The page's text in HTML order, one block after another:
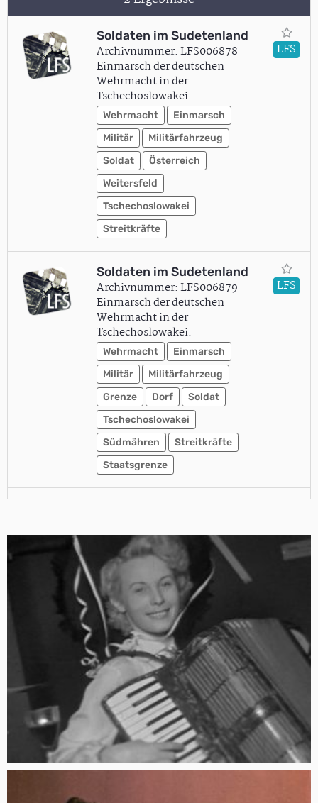
Soldaten im Sudetenland
Archivnummer: LFS006878
Einmarsch der deutschen
Wehrmacht in der
Tschechoslowakei.
Wehrmacht
Einmarsch
Militär
Militärfahrzeug
Soldat
Österreich
Weitersfeld
Tschechoslowakei
Streitkräfte
LFS
Soldaten im Sudetenland
Archivnummer: LFS006879
Einmarsch der deutschen
Wehrmacht in der
Tschechoslowakei.
Wehrmacht
Einmarsch
Militär
Militärfahrzeug
Grenze
Dorf
Soldat
Tschechoslowakei
Südmähren
Streitkräfte
Staatsgrenze
LFS